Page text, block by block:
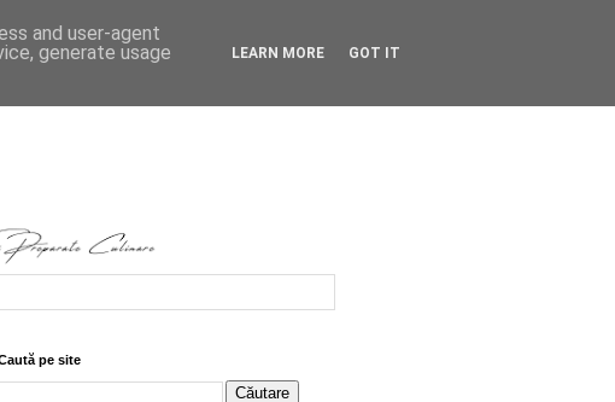
pe site
and user-agent
generate usage
LEARN MORE GOT IT